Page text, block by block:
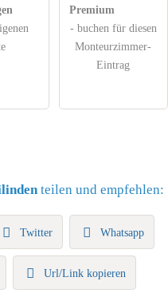
Premium
- buchen für diesen
Monteurzimmer-
Eintrag
teilen und empfehlen:
Twitter Whatsapp
Url/Link kopieren